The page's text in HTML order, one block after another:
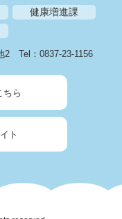
健康増進課
2 Tel：0837-23-1156
ちら
ト